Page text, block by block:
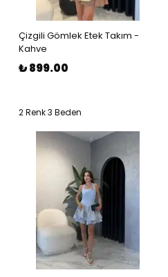
Çizgili Gömlek Etek Takım -
Kahve
₺ 899.00
2 Renk 3 Beden